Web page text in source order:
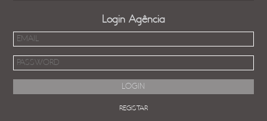
Login Agência
REGISTAR